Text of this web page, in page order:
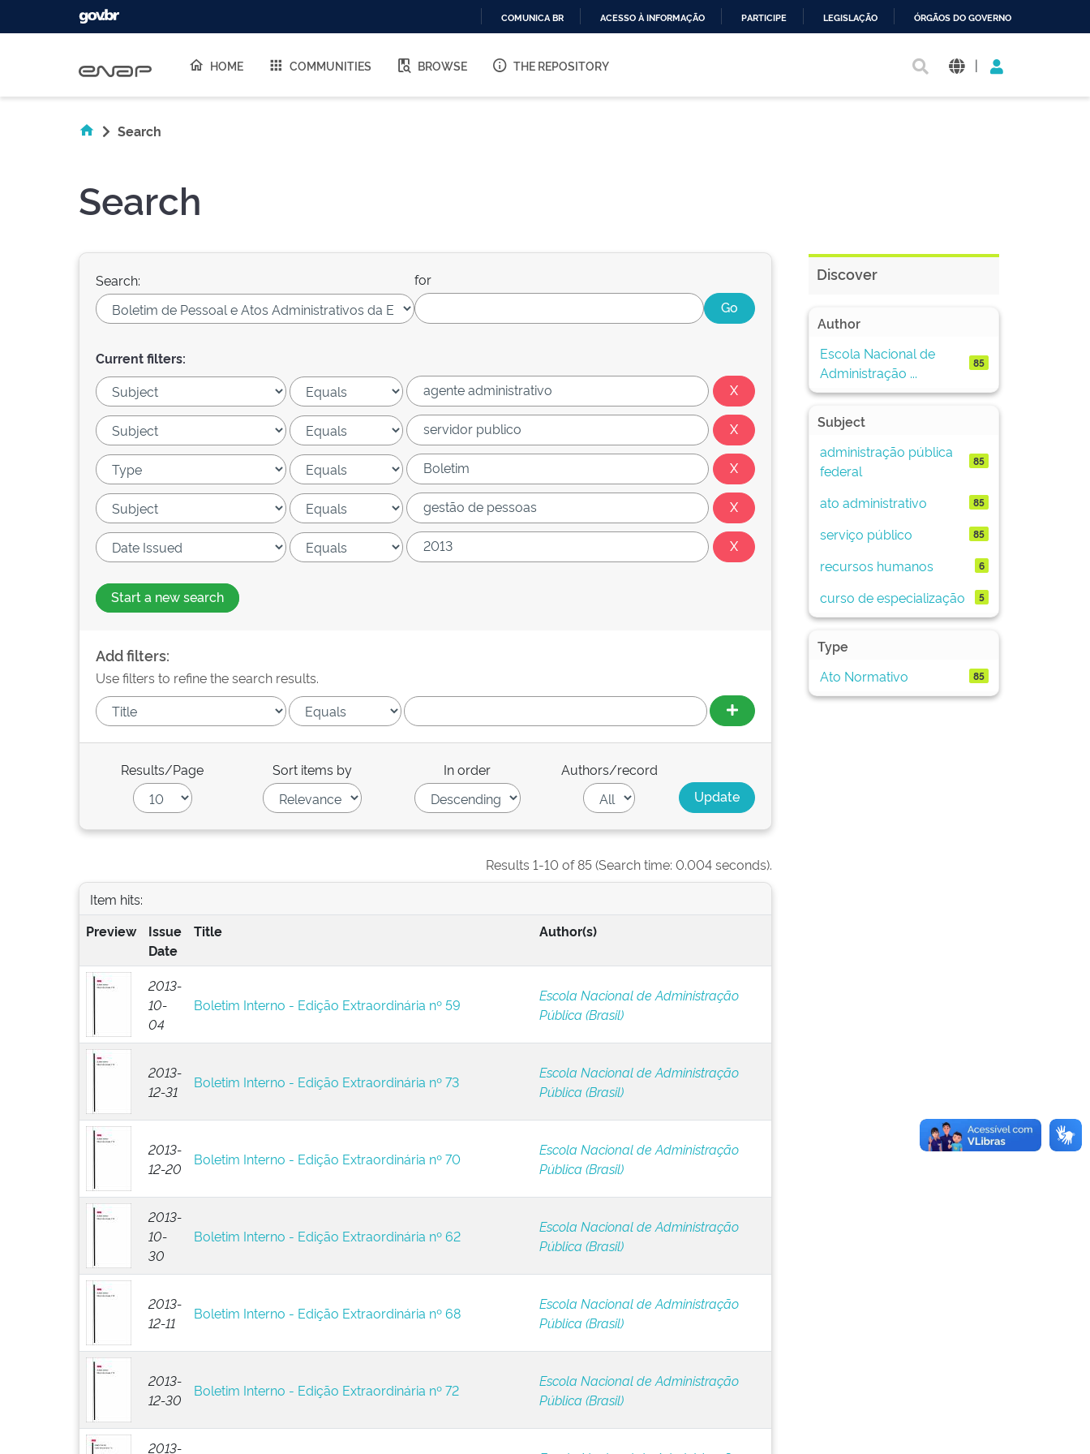
O
COMUNICA BR ACESSO À INFORMAÇÃO PARTICIPE LEGISLAÇÃO ÓRGÃOS DO GOVERNO
HOME COMMUNITIES BROWSE THE REPOSITORY |
Search
Search
Search: for
Current filters:
Start a new search
Add filters:
Use filters to refine the search results.
Results/Page Sort items by In order Authors/record
Results 1-10 of 85 (Search time: 0.004 seconds).
Item hits:
Preview
Issue
Date
Title Author(s)
2013-
10-
04
Boletim Interno - Edição Extraordinária nº 59
Escola Nacional de Administração
Pública (Brasil)
2013-
12-31
Boletim Interno - Edição Extraordinária nº 73
Escola Nacional de Administração
Pública (Brasil)
2013-
12-20
Boletim Interno - Edição Extraordinária nº 70
Escola Nacional de Administração
Pública (Brasil)
2013-
10-
30
Boletim Interno - Edição Extraordinária nº 62
Escola Nacional de Administração
Pública (Brasil)
2013-
12-11
Boletim Interno - Edição Extraordinária nº 68
Escola Nacional de Administração
Pública (Brasil)
2013-
12-30
Boletim Interno - Edição Extraordinária nº 72
Escola Nacional de Administração
Pública (Brasil)
2013-
Discover
Author
Escola Nacional de
Administração ...
85
Subject
administração pública
federal
85
ato administrativo 85
serviço público 85
recursos humanos 6
curso de especialização 5
Type
Ato Normativo
85